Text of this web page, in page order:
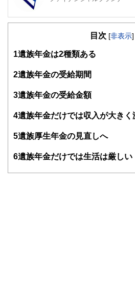
FinancialField編集部は、金融
知識がない方でも理解できる
得者を中心に「お金や暮らし
験者で構成され、企画立案か
護士、税理士、宅地建物取引
士、行政書士、投資アナリス
かしく感じられる年金や税金
をわかりやすく発信している点
目次 [非表示]
1 遺族年金は2種類ある
2遺族年金の受給期間
3遺族年金の受給金額
4遺族年金だけでは収入が大きく
5遺族厚生年金の見直しへ
6遺族年金だけでは生活は厳しい